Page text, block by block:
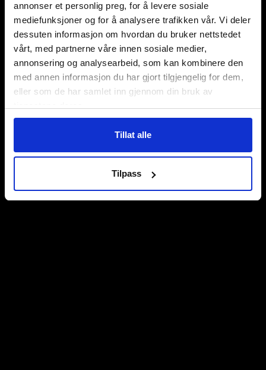
annonser et personlig preg, for å levere sosiale
mediefunksjoner og for å analysere trafikken vår. Vi deler
dessuten informasjon om hvordan du bruker nettstedet
vårt, med partnerne våre innen sosiale medier,
annonsering og analysearbeid, som kan kombinere den
med annen informasjon du har gjort tilgjengelig for dem,
eller som de har samlet inn gjennom din bruk av
Tillat alle
Tilpass